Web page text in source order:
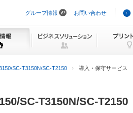
ビ
ョ
を
プ
グループ情報 お問い合わせ
SC-T3150N/SC-T2150 導入・保守サービス
SC-T3150N/SC-T2150